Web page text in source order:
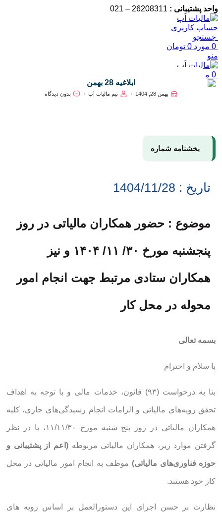
واحد پشتیبانی :
حساب کاربری
جستجو
0 مورد 0 تومان
منو
0 مورد
ابلاغیه 28 بهمن
بهمن 28, 1404 تیم مالیات اَپ بدون دیدگاه
بخشنامه شماره
تاریخ : 1404/11/28
موضوع : حضور همکاران مالیاتی در روز
پنجشنبه مورخ ۳۰/ ۱۱/ ۱۴۰۴ و نیز
همکاران ستادی مرتبط جهت انجام امور
محوله در محل کار
بسمه تعالی
با سلام و احترام
بنا به درخواست (۹۳) قانون، خدمات مالی و با توجه به اهداف
تحقق رویه‌های مالیاتی و الزامات انجام رسیدگی‌های جاری، کلیه
همکاران مالیاتی در روز پنج شنبه مورخ ۱۱/۱۱/۳۰، با در نظر
گرفتن موارد زیر، همکاران مالیاتی مربوطه(اعم از پشتیبانی و
حوزه فناوری‌های مالیاتی)موظف به انجام امور مالیاتی در محل
کار خود هستند.
نظارت بر حسن اجرای این دستورالعمل بر اساس رویه های